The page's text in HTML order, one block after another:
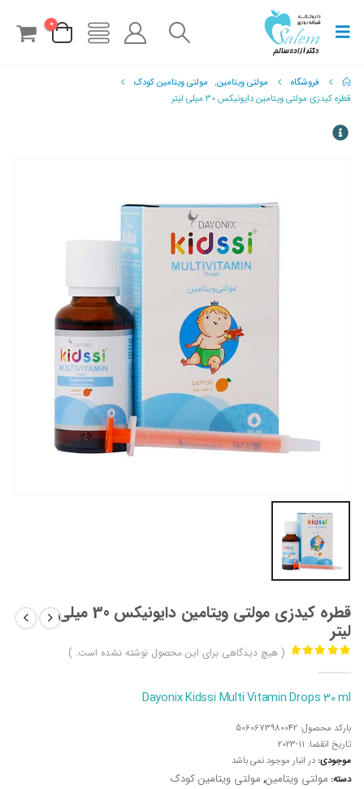
0
فروشگاه مولتی ویتامین, مولتی ویتامین کودک
قطره کیدزی مولتی ویتامین دایونیکس 30 میلی لیتر
قطره کیدزی مولتی ویتامین دایونیکس 30 میلی
لیتر
( هیچ دیدگاهی برای این محصول نوشته نشده است. )
Dayonix Kidssi Multi Vitamin Drops 30 ml
بارکد محصول: 5060673980042
تاریخ انقضا: 2023-11
موجودی: در انبار موجود نمی باشد
دسته: مولتی ویتامین, مولتی ویتامین کودک